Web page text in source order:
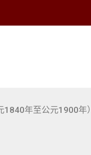
年至公元1900年）